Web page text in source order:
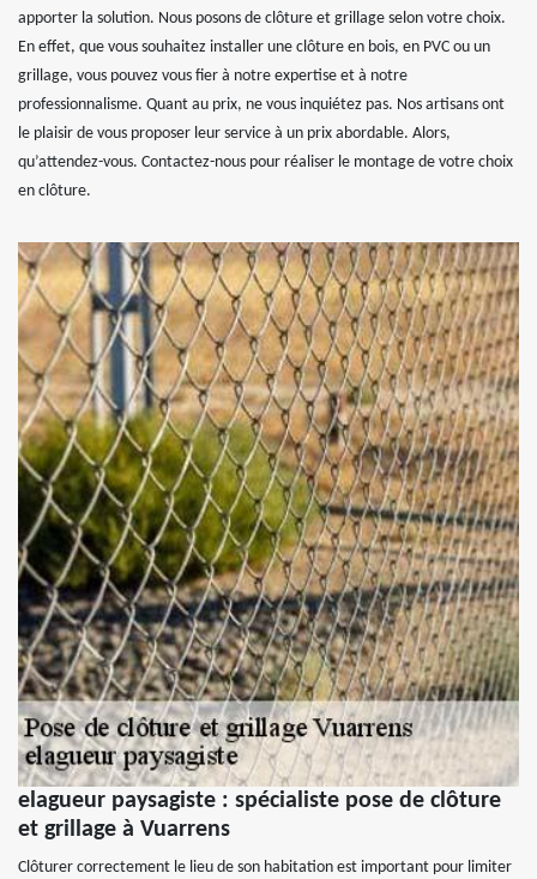
apporter la solution. Nous posons de clôture et grillage selon votre choix.
En effet, que vous souhaitez installer une clôture en bois, en PVC ou un
grillage, vous pouvez vous fier à notre expertise et à notre
professionnalisme. Quant au prix, ne vous inquiétez pas. Nos artisans ont
le plaisir de vous proposer leur service à un prix abordable. Alors,
qu’attendez-vous. Contactez-nous pour réaliser le montage de votre choix
en clôture.
elagueur paysagiste : spécialiste pose de clôture
et grillage à Vuarrens
Clôturer correctement le lieu de son habitation est important pour limiter